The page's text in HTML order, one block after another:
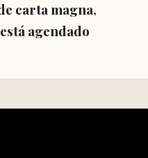
carta magna,
agendado